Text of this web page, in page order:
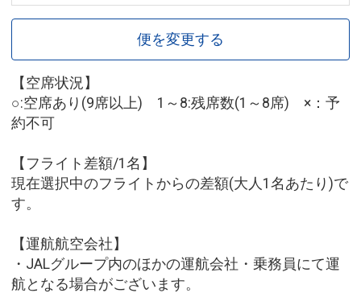
便を変更する
【空席状況】
○:空席あり(9席以上) 1～8:残席数(1～8席) ×：予
約不可
【フライト差額/1名】
現在選択中のフライトからの差額(大人1名あたり)で
す。
【運航航空会社】
・JALグループ内のほかの運航会社・乗務員にて運
航となる場合がございます。